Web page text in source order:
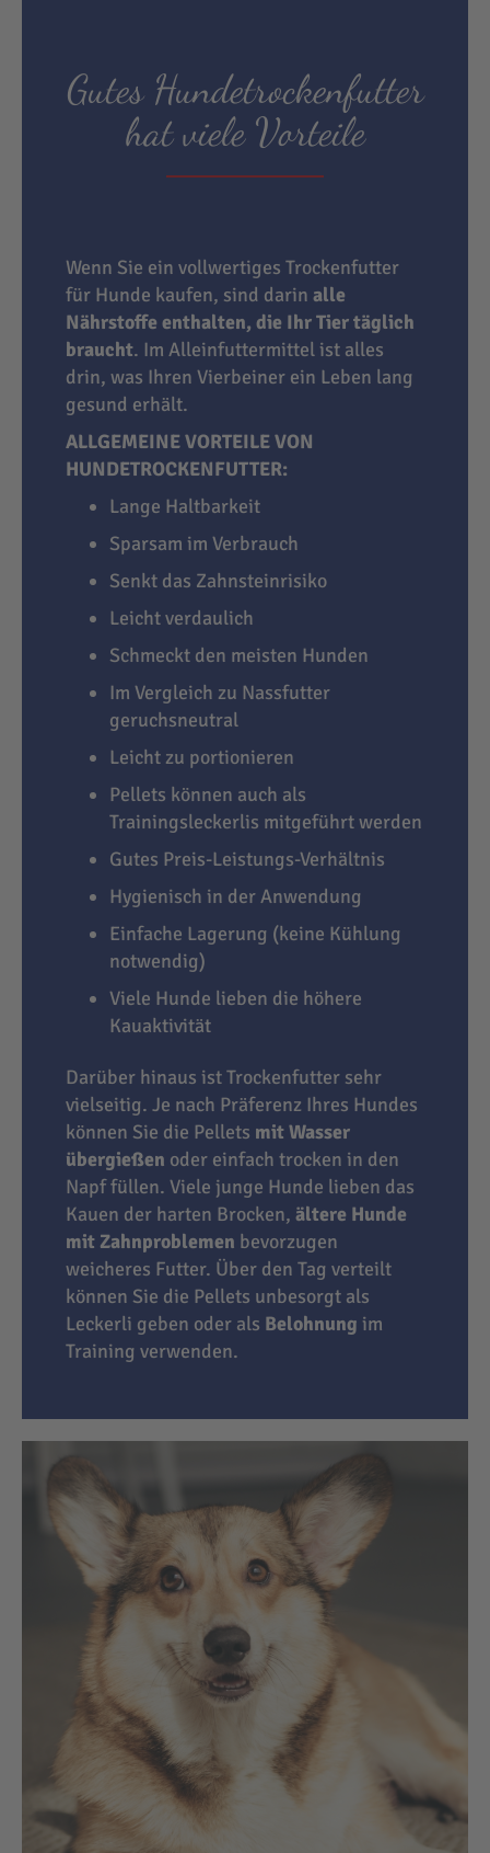
Gutes Hundetrockenfutter
hat viele Vorteile
Wenn Sie ein vollwertiges Trockenfutter
für Hunde kaufen, sind darin alle
Nährstoffe enthalten, die Ihr Tier täglich
braucht. Im Alleinfuttermittel ist alles
drin, was Ihren Vierbeiner ein Leben lang
gesund erhält.
ALLGEMEINE VORTEILE VON
HUNDETROCKENFUTTER:
Lange Haltbarkeit
Sparsam im Verbrauch
Senkt das Zahnsteinrisiko
Leicht verdaulich
Schmeckt den meisten Hunden
Im Vergleich zu Nassfutter
geruchsneutral
Leicht zu portionieren
Pellets können auch als
Trainingsleckerlis mitgeführt werden
Gutes Preis-Leistungs-Verhältnis
Hygienisch in der Anwendung
Einfache Lagerung (keine Kühlung
notwendig)
Viele Hunde lieben die höhere
Kauaktivität
Darüber hinaus ist Trockenfutter sehr
vielseitig. Je nach Präferenz Ihres Hundes
können Sie die Pellets mit Wasser
übergießen oder einfach trocken in den
Napf füllen. Viele junge Hunde lieben das
Kauen der harten Brocken, ältere Hunde
mit Zahnproblemen bevorzugen
weicheres Futter. Über den Tag verteilt
können Sie die Pellets unbesorgt als
Leckerli geben oder als Belohnung im
Training verwenden.